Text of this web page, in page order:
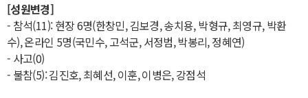
[성원변경]
- 참석(11): 현장 6명(한창민, 김보경, 송치용, 박형규, 최영규, 박환
수), 온라인 5명(국민수, 고석군, 서정범, 박봉리, 정혜연)
- 사고(0)
- 불참(5): 김진호, 최혜선, 이훈, 이병은, 강점석